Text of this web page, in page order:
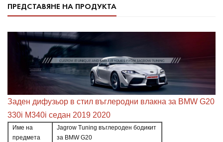
ПРЕДСТАВЯНЕ НА ПРОДУКТА
Заден дифузьор в стил въглеродни влакна за BMW G20
330i M340i седан 2019 2020
Име на
предмета
Jagrow Tuning въглероден бодикит
за BMW G20